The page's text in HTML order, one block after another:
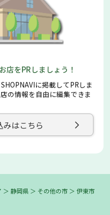
店をPRしましょう！
に掲載してPRしま
の情報を自由に編集できま
みはこちら
＞ 静岡県 ＞ その他の市 ＞ 伊東市